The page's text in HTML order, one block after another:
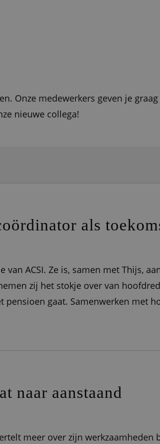
Onze medewerkers geven je
nieuwe collega!
als
van ACSI. Ze is, samen met Thijs,
zij het stokje over van
pensioen gaat. Samenwerken met
naar aanstaand
meer over zijn werkzaamheden